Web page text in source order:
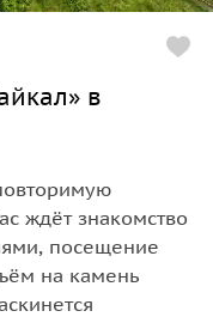
в
ждёт знакомство
посещение
на камень